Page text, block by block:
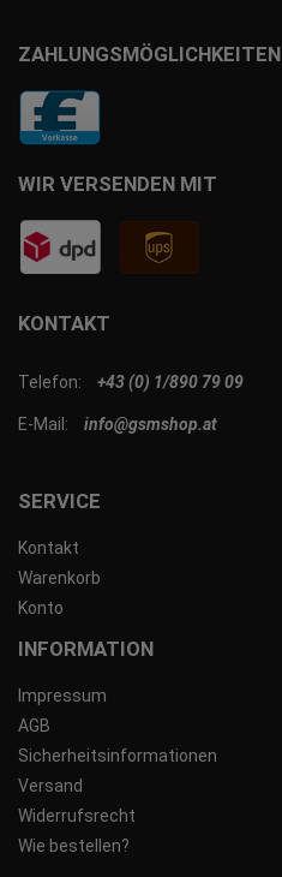
SERVICE
Kontakt
Warenkorb
Konto
INFORMATION
Impressum
AGB
Sicherheitsinformationen
Versand
Widerrufsrecht
Wie bestellen?
KONTAKT
Telefon: +43 (0) 1/890 79 09
E-Mail: info@gsmshop.at
ZAHLUNGSMÖGLICHKEITEN
WIR VERSENDEN MIT